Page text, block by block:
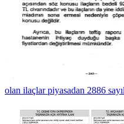
olan ilaçlar piyasadan 2886